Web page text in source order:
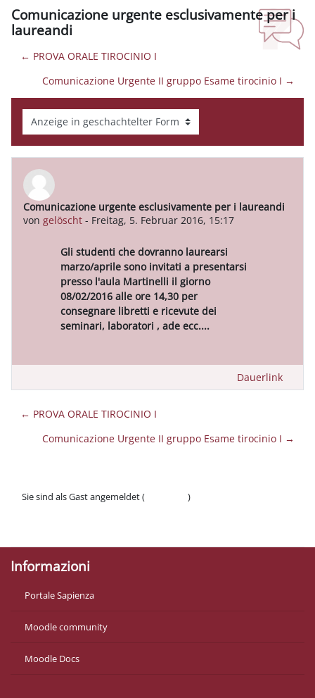
Comunicazione urgente esclusivamente per i
laureandi
← PROVA ORALE TIROCINIO I
Comunicazione Urgente II gruppo Esame tirocinio I →
Anzeigemodus
Comunicazione urgente esclusivamente per i laureandi
von gelöscht - Freitag, 5. Februar 2016, 15:17
Anzahl Antworten: 0
Gli studenti che dovranno laurearsi
marzo/aprile sono invitati a presentarsi
presso l'aula Martinelli il giorno
08/02/2016 alle ore 14,30 per
consegnare libretti e ricevute dei
seminari, laboratori , ade ecc....
Dauerlink
← PROVA ORALE TIROCINIO I
Comunicazione Urgente II gruppo Esame tirocinio I →
Sie sind als Gast angemeldet (
)
Informazioni
Portale Sapienza
Moodle community
Moodle Docs